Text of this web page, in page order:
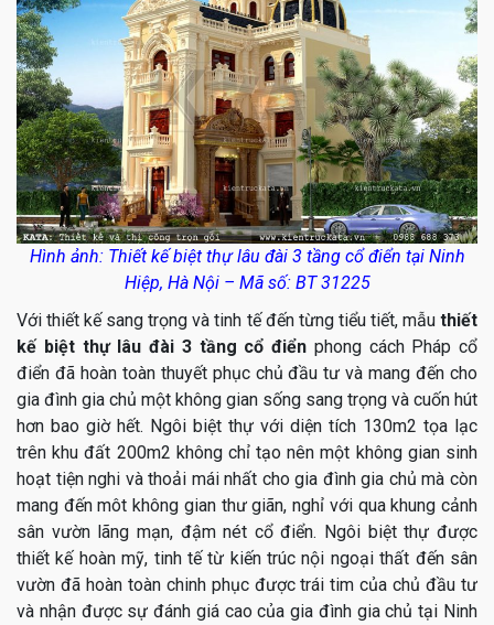
Hình ảnh: Thiết kế biệt thự lâu đài 3 tầng cổ điển tại Ninh
Hiệp, Hà Nội – Mã số: BT 31225
Với thiết kế sang trọng và tinh tế đến từng tiểu tiết, mẫu thiết
kế biệt thự lâu đài 3 tầng cổ điển phong cách Pháp cổ
điển đã hoàn toàn thuyết phục chủ đầu tư và mang đến cho
gia đình gia chủ một không gian sống sang trọng và cuốn hút
hơn bao giờ hết. Ngôi biệt thự với diện tích 130m2 tọa lạc
trên khu đất 200m2 không chỉ tạo nên một không gian sinh
hoạt tiện nghi và thoải mái nhất cho gia đình gia chủ mà còn
mang đến môt không gian thư giãn, nghỉ với qua khung cảnh
sân vườn lãng mạn, đậm nét cổ điển. Ngôi biệt thự được
thiết kế hoàn mỹ, tinh tế từ kiến trúc nội ngoại thất đến sân
vườn đã hoàn toàn chinh phục được trái tim của chủ đầu tư
và nhận được sự đánh giá cao của gia đình gia chủ tại Ninh